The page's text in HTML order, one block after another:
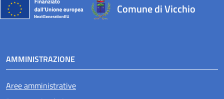
Comune di Vicchio
AMMINISTRAZIONE
Aree amministrative